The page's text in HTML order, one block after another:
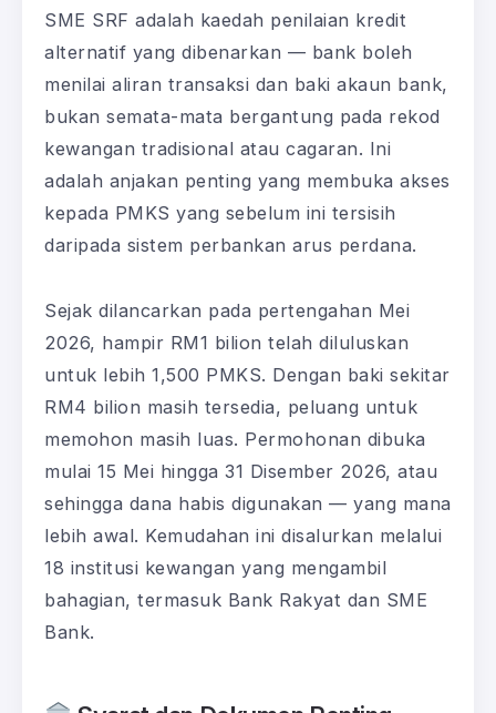
SME SRF adalah kaedah penilaian kredit
alternatif yang dibenarkan — bank boleh
menilai aliran transaksi dan baki akaun bank,
bukan semata-mata bergantung pada rekod
kewangan tradisional atau cagaran. Ini
adalah anjakan penting yang membuka akses
kepada PMKS yang sebelum ini tersisih
daripada sistem perbankan arus perdana.
Sejak dilancarkan pada pertengahan Mei
2026, hampir RM1 bilion telah diluluskan
untuk lebih 1,500 PMKS. Dengan baki sekitar
RM4 bilion masih tersedia, peluang untuk
memohon masih luas. Permohonan dibuka
mulai 15 Mei hingga 31 Disember 2026, atau
sehingga dana habis digunakan — yang mana
lebih awal. Kemudahan ini disalurkan melalui
18 institusi kewangan yang mengambil
bahagian, termasuk Bank Rakyat dan SME
Bank.